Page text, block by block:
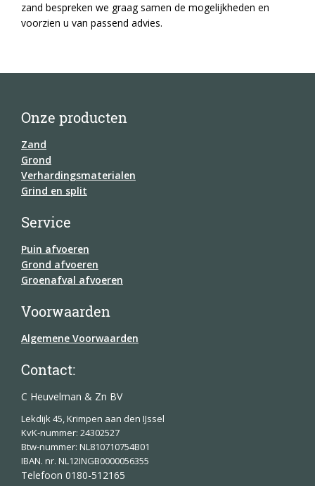
zand bespreken we graag samen de mogelijkheden en
voorzien u van passend advies.
Onze producten
Zand
Grond
Verhardingsmaterialen
Grind en split
Service
Puin afvoeren
Grond afvoeren
Groenafval afvoeren
Voorwaarden
Algemene Voorwaarden
Contact:
C Heuvelman & Zn BV
Lekdijk 45, Krimpen aan den IJssel
KvK-nummer: 24302527
Btw-nummer: NL810710754B01
IBAN. nr. NL12INGB0000056355
Telefoon 0180-512165